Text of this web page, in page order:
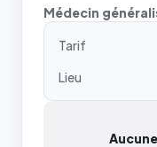
Médecin
Tarif
Lieu